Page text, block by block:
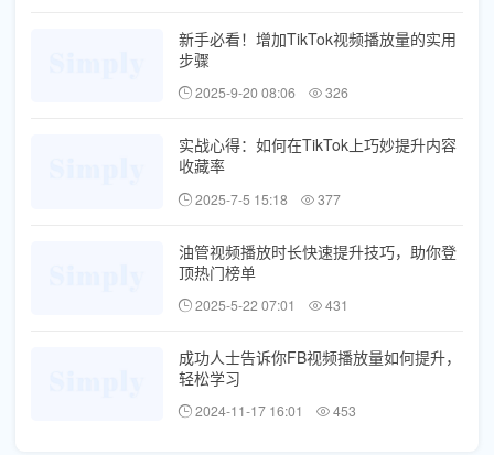
新手必看！增加TikTok视频播放量的实用
步骤
2025-9-20 08:06 326
实战心得：如何在TikTok上巧妙提升内容
收藏率
2025-7-5 15:18 377
油管视频播放时长快速提升技巧，助你登
顶热门榜单
2025-5-22 07:01 431
成功人士告诉你FB视频播放量如何提升，
轻松学习
2024-11-17 16:01 453